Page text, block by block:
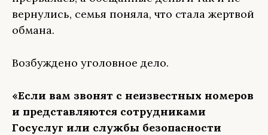
вернулись, семья поняла, что стала жертвой
обмана.
Возбуждено уголовное дело.
«Если вам звонят с неизвестных номеров
и представляются сотрудниками
Госуслуг или службы безопасности